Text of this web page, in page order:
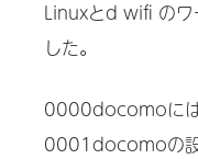
Linuxとd wifi のワ
した。
0000docomoには
0001docomoの設